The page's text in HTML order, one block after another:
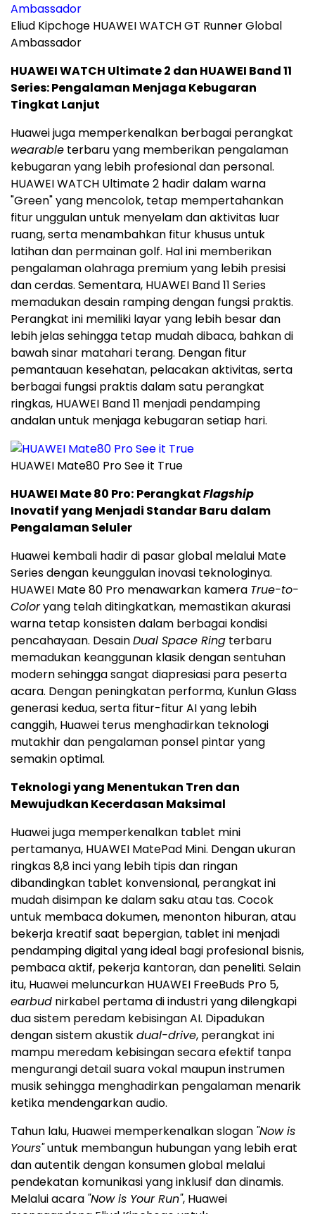
Eliud Kipchoge HUAWEI WATCH GT Runner Global
Ambassador
HUAWEI WATCH Ultimate 2 dan HUAWEI Band 11
Series: Pengalaman Menjaga Kebugaran
Tingkat Lanjut
Huawei juga memperkenalkan berbagai perangkat
wearable terbaru yang memberikan pengalaman
kebugaran yang lebih profesional dan personal.
HUAWEI WATCH Ultimate 2 hadir dalam warna
"Green" yang mencolok, tetap mempertahankan
fitur unggulan untuk menyelam dan aktivitas luar
ruang, serta menambahkan fitur khusus untuk
latihan dan permainan golf. Hal ini memberikan
pengalaman olahraga premium yang lebih presisi
dan cerdas. Sementara, HUAWEI Band 11 Series
memadukan desain ramping dengan fungsi praktis.
Perangkat ini memiliki layar yang lebih besar dan
lebih jelas sehingga tetap mudah dibaca, bahkan di
bawah sinar matahari terang. Dengan fitur
pemantauan kesehatan, pelacakan aktivitas, serta
berbagai fungsi praktis dalam satu perangkat
ringkas, HUAWEI Band 11 menjadi pendamping
andalan untuk menjaga kebugaran setiap hari.
HUAWEI Mate80 Pro See it True
HUAWEI Mate 80 Pro: PerangkatFlagship
Inovatif yang Menjadi Standar Baru dalam
Pengalaman Seluler
Huawei kembali hadir di pasar global melalui Mate
Series dengan keunggulan inovasi teknologinya.
HUAWEI Mate 80 Pro menawarkan kamera True-to-
Coloryang telah ditingkatkan, memastikan akurasi
warna tetap konsisten dalam berbagai kondisi
pencahayaan. DesainDual Space Ring terbaru
memadukan keanggunan klasik dengan sentuhan
modern sehingga sangat diapresiasi para peserta
acara. Dengan peningkatan performa, Kunlun Glass
generasi kedua, serta fitur-fitur AI yang lebih
canggih, Huawei terus menghadirkan teknologi
mutakhir dan pengalaman ponsel pintar yang
semakin optimal.
Teknologi yang Menentukan Tren dan
Mewujudkan Kecerdasan Maksimal
Huawei juga memperkenalkan tablet mini
pertamanya, HUAWEI MatePad Mini. Dengan ukuran
ringkas 8,8 inci yang lebih tipis dan ringan
dibandingkan tablet konvensional, perangkat ini
mudah disimpan ke dalam saku atau tas. Cocok
untuk membaca dokumen, menonton hiburan, atau
bekerja kreatif saat bepergian, tablet ini menjadi
pendamping digital yang ideal bagi profesional bisnis,
pembaca aktif, pekerja kantoran, dan peneliti. Selain
itu, Huawei meluncurkan HUAWEI FreeBuds Pro 5,
earbud nirkabel pertama di industri yang dilengkapi
dua sistem peredam kebisingan AI. Dipadukan
dengan sistem akustikdual-drive, perangkat ini
mampu meredam kebisingan secara efektif tanpa
mengurangi detail suara vokal maupun instrumen
musik sehingga menghadirkan pengalaman menarik
ketika mendengarkan audio.
Tahun lalu, Huawei memperkenalkan slogan "Now is
Yours"untuk membangun hubungan yang lebih erat
dan autentik dengan konsumen global melalui
pendekatan komunikasi yang inklusif dan dinamis.
Melalui acara "Now is Your Run", Huawei